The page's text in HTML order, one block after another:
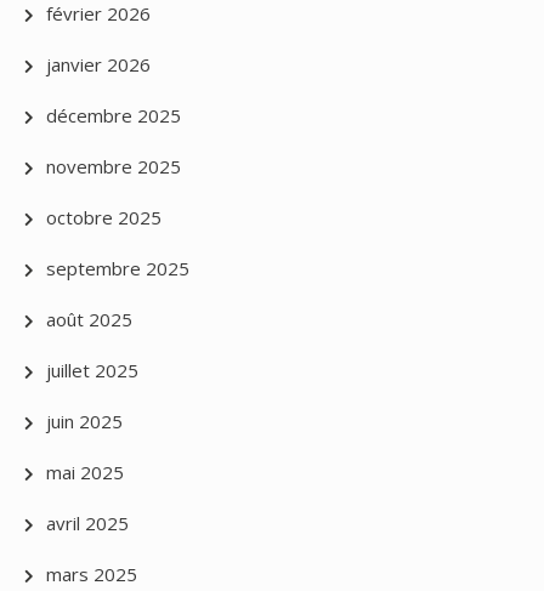
février 2026
janvier 2026
décembre 2025
novembre 2025
octobre 2025
septembre 2025
août 2025
juillet 2025
juin 2025
mai 2025
avril 2025
mars 2025